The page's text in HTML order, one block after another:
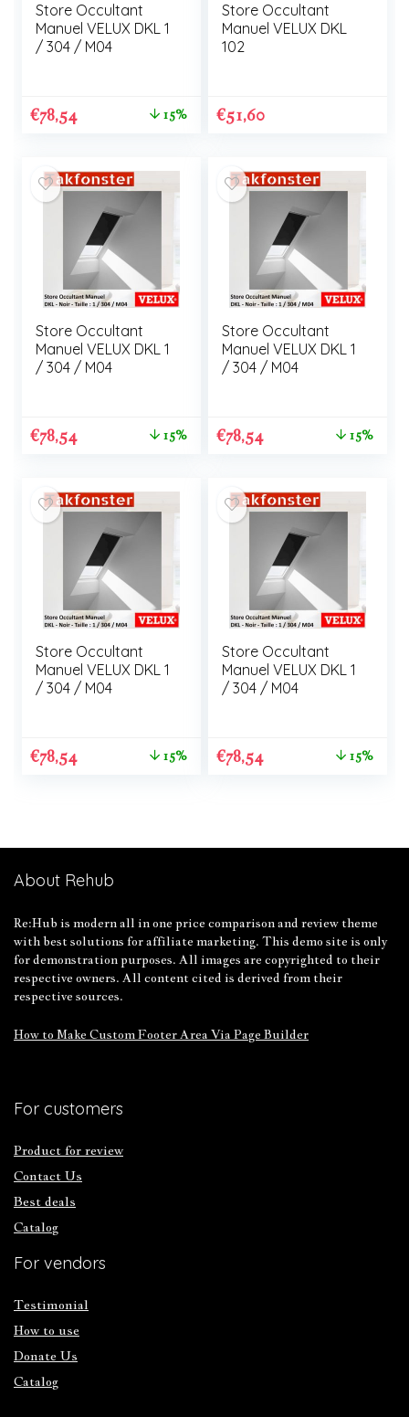
Store Occultant
Manuel VELUX DKL 1
/ 304 / M04
€78,54 15%
Store Occultant
Manuel VELUX DKL
102
€51,60
Store Occultant
Manuel VELUX DKL 1
/ 304 / M04
€78,54 15%
Store Occultant
Manuel VELUX DKL 1
/ 304 / M04
€78,54 15%
Store Occultant
Manuel VELUX DKL 1
/ 304 / M04
€78,54 15%
Store Occultant
Manuel VELUX DKL 1
/ 304 / M04
€78,54 15%
About Rehub
Re:Hub is modern all in one price comparison and review theme
with best solutions for affiliate marketing. This demo site is only
for demonstration purposes. All images are copyrighted to their
respective owners. All content cited is derived from their
respective sources.
How to Make Custom Footer Area Via Page Builder
For customers
Product for review
Contact Us
Best deals
Catalog
For vendors
Testimonial
How to use
Donate Us
Catalog